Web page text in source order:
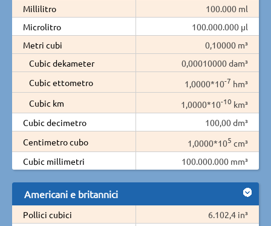
Millilitro
100.000 ml
Microlitro
100.000.000 µl
Metri cubi
0,10000 m³
Cubic dekameter
0,00010000 dam³
Cubic ettometro
1,0000*10-7 hm³
Cubic km
1,0000*10-10 km³
Cubic decimetro
100,00 dm³
Centimetro cubo
1,0000*105 cm³
Cubic millimetri
100.000.000 mm³
Americani e britannici
Pollici cubici
6.102,4 in³